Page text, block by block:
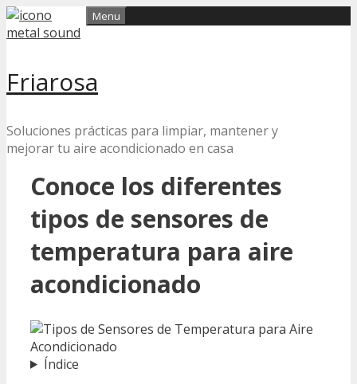
Skip
to
Friarosa
Soluciones prácticas para limpiar, mantener y
mejorar tu aire acondicionado en casa
Menu
Conoce los diferentes
tipos de sensores de
temperatura para aire
acondicionado
Índice